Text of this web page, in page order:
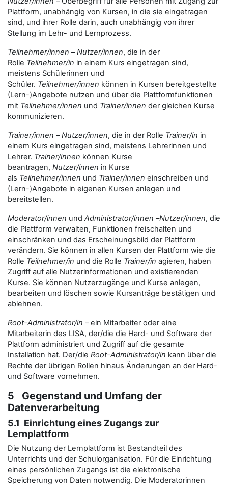
Plattform, unabhängig von Kursen, in die sie eingetragen
sind, und ihrer Rolle darin, auch unabhängig von ihrer
Stellung im Lehr- und Lernprozess.
Teilnehmer/innen –Nutzer/innen, die in der
Rolle Teilnehmer/in in einem Kurs eingetragen sind,
meistens Schülerinnen und
Schüler. Teilnehmer/innen können in Kursen bereitgestellte
(Lern-)Angebote nutzen und über die Plattformfunktionen
mit Teilnehmer/innen und Trainer/innen der gleichen Kurse
kommunizieren.
Trainer/innen –Nutzer/innen, die in der Rolle Trainer/in in
einem Kurs eingetragen sind, meistens Lehrerinnen und
Lehrer. Trainer/innen können Kurse
beantragen, Nutzer/innen in Kurse
als Teilnehmer/innen und Trainer/innen einschreiben und
(Lern-)Angebote in eigenen Kursen anlegen und
bereitstellen.
Moderator/innen und Administrator/innen –Nutzer/innen, die
die Plattform verwalten, Funktionen freischalten und
einschränken und das Erscheinungsbild der Plattform
verändern. Sie können in allen Kursen der Plattform wie die
Rolle Teilnehmer/in und die Rolle Trainer/in agieren, haben
Zugriff auf alle Nutzerinformationen und existierenden
Kurse. Sie können Nutzerzugänge und Kurse anlegen,
bearbeiten und löschen sowie Kursanträge bestätigen und
ablehnen.
Root-Administrator/in – ein Mitarbeiter oder eine
Mitarbeiterin des LISA, der/die die Hard- und Software der
Plattform administriert und Zugriff auf die gesamte
Installation hat. Der/die Root-Administrator/in kann über die
Rechte der übrigen Rollen hinaus Änderungen an der Hard-
und Software vornehmen.
5 Gegenstand und Umfang der
Datenverarbeitung
5.1 Einrichtung eines Zugangs zur
Lernplattform
Die Nutzung der Lernplattform ist Bestandteil des
Unterrichts und der Schulorganisation. Für die Einrichtung
eines persönlichen Zugangs ist die elektronische
Speicherung von Daten notwendig. Die Moderatorinnen